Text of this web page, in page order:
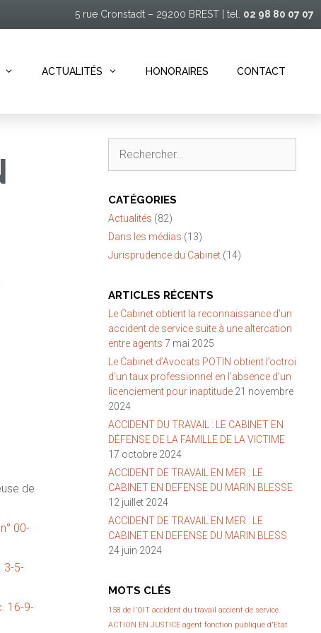
5 rue Cronstadt – 29200 BREST | tel. 02 98 80 07 07
ACTUALITÉS HONORAIRES CONTACT
de
00-
3-5-
16-9-
CATÉGORIES
Actualités (82)
Dans les médias (13)
Jurisprudence du Cabinet (14)
ARTICLES RÉCENTS
Le Cabinet obtient la reconnaissance d’un
accident de service suite à une altercation
entre agents 7 mai 2025
Le Cabinet d’Avocats POTIN obtient l’octroi
d’un taux professionnel en l’absence d’un
licenciement pour inaptitude 21 novembre
2024
ACCIDENT DU TRAVAIL : LE CABINET EN
DÉFENSE DE LA FAMILLE DE LA VICTIME
17 octobre 2024
ACCIDENT DE TRAVAIL EN MER : LE
CABINET EN DEFENSE DU MARIN BLESSE
12 juillet 2024
ACCIDENT DE TRAVAIL EN MER : LE
CABINET EN DEFENSE DU MARIN BLESS
24 juin 2024
MOTS CLÉS
158 de l'OIT accident du travail accient de service.
ACTION EN JUSTICE agent fonction publique d'Etat